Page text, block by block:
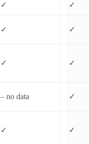
✓ ✓
✓ ✓
✓ ✓
– no data ✓
✓ ✓